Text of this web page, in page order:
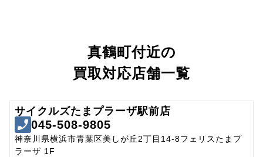
真鶴町付近の
買取対応店舗一覧
サイクルズたまプラーザ駅前店
045-508-9805
神奈川県横浜市青葉区美しが丘2丁目14-8フェリスたまプ
ラーザ 1F